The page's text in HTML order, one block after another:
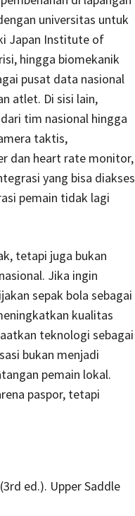
universitas untuk
Japan Institute of
hingga biomekanik
pusat data nasional
atlet. Di sisi lain,
tim nasional hingga
taktis,
dan heart rate monitor,
yang bisa diakses
pemain tidak lagi
tetapi juga bukan
Jika ingin
sepak bola sebagai
kualitas
teknologi sebagai
bukan menjadi
pemain lokal.
paspor, tetapi
ed.). Upper Saddle